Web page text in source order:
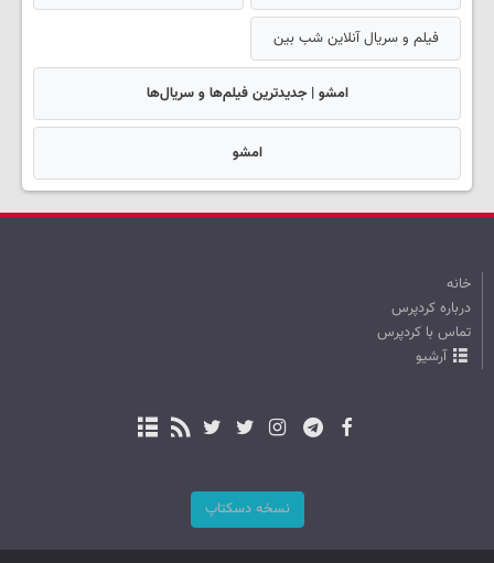
فیلم و سریال آنلاین شب بین
امشو | جدیدترین فیلم‌ها و سریال‌ها
امشو
خانه
درباره کردپرس
تماس با کردپرس
آرشیو
نسخه دسکتاپ